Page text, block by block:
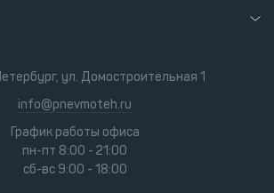
ул. Домостроительная 1
info@pnevmoteh.ru
График работы офиса
пн-пт 8:00 - 21:00
сб-вс 9:00 - 18:00